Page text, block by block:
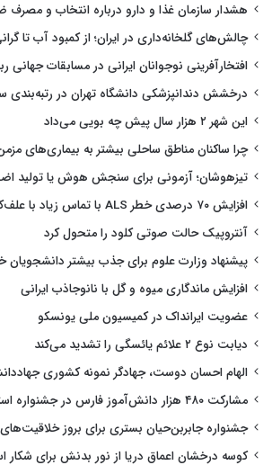
هشدار سازمان غذا و دارو درباره انتخاب و مصرف
چالش‌های گلخانه‌داری در ایران؛ از کمبود آب تا
افتخارآفرینی نوجوانان ایرانی در مسابقات جهانی
درخشش دندانپزشکی دانشگاه تهران در رتبه‌بندی
این شهر ۲ هزار سال پیش چه بویی می‌داد
چرا ساکنان مناطق ساحلی بیشتر به بیماری‌های
تیزهوشان؛ آزمونی برای سنجش هوش یا تولید
افزایش ۷۰ درصدی خطر ALS با تماس زیاد با علف‌کش‌ها
آنتروپیک حالت صوتی کلود را متحول کرد
پیشنهاد وزارت علوم برای جذب بیشتر دانشجویان
افزایش ماندگاری میوه و گل با نانوجاذب ایرانی
عضویت ایرانداک در کمیسیون ملی یونسکو
دیابت نوع ۲ علائم یائسگی را تشدید می‌کند
الهام احسان دوست، جهادگر نمونه کشوری
مشارکت ۴۸۰ هزار دانش‌آموز فارس در جشنواره استانی جابر بن حیان
جشنواره جابربن‌حیان بستری برای بروز
کوسه درخشان اعماق دریا از نور بدنش برای شکار